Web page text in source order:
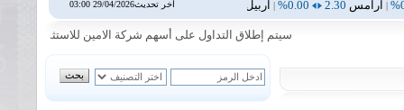
|اربيل 0.00%
0.00%
|اسفنج1.87
سيتم إطلاق التداول على أسهم شركة الامين للاستثمار المالي في